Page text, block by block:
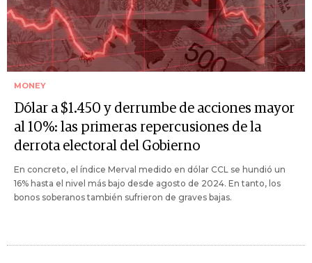
MONEY
Dólar a $1.450 y derrumbe de acciones mayor
al 10%: las primeras repercusiones de la
derrota electoral del Gobierno
En concreto, el índice Merval medido en dólar CCL se hundió un
16% hasta el nivel más bajo desde agosto de 2024. En tanto, los
bonos soberanos también sufrieron de graves bajas.